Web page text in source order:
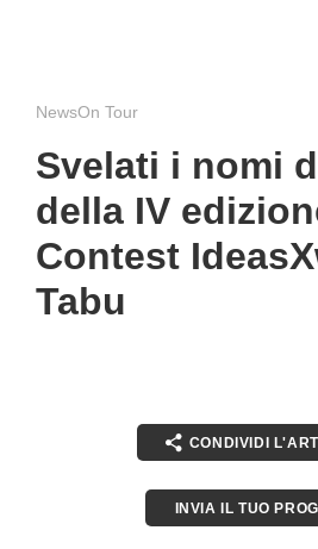
NewsOn Tour
Svelati i nomi
della IV
Contest
Tabu
CONDIVIDI
INVIA IL TUO